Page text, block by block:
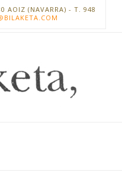
AOIZ (NAVARRA) - T. 948